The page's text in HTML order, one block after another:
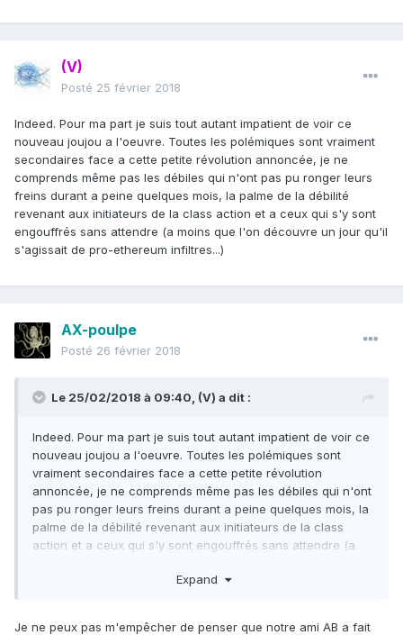
(V)
Posté 25 février 2018
Indeed. Pour ma part je suis tout autant impatient de voir ce
nouveau joujou a l'oeuvre. Toutes les polémiques sont vraiment
secondaires face a cette petite révolution annoncée, je ne
comprends même pas les débiles qui n'ont pas pu ronger leurs
freins durant a peine quelques mois, la palme de la débilité
revenant aux initiateurs de la class action et a ceux qui s'y sont
engouffrés sans attendre (a moins que l'on découvre un jour qu'il
s'agissait de pro-ethereum infiltres...)
AX-poulpe
Posté 26 février 2018
Le 25/02/2018 à 09:40, (V) a dit :
Indeed. Pour ma part je suis tout autant impatient de voir ce
nouveau joujou a l'oeuvre. Toutes les polémiques sont
vraiment secondaires face a cette petite révolution
annoncée, je ne comprends même pas les débiles qui n'ont
pas pu ronger leurs freins durant a peine quelques mois, la
palme de la débilité revenant aux initiateurs de la class
action et a ceux qui s'y sont engouffrés sans attendre (a
Expand
Je ne peux pas m'empêcher de penser que notre ami AB a fait